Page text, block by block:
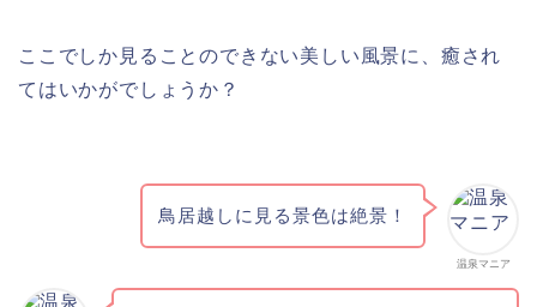
ここでしか見ることのできない美しい風景に、癒され
てはいかがでしょうか？
温泉マニア
鳥居越しに見る景色は絶景！